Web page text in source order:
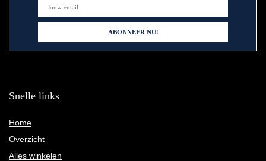
Snelle links
Home
Overzicht
Alles winkelen